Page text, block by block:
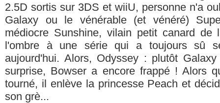
2.5D sortis sur 3DS et wiiU, personne n'a
Galaxy ou le vénérable (et vénéré)
médiocre Sunshine, vilain petit canard
l'ombre à une série qui a toujours sû
aujourd'hui. Alors, Odyssey : plutôt
surprise, Bowser a encore frappé ! Alors
tourné, il enlève la princesse Peach et
son grè...